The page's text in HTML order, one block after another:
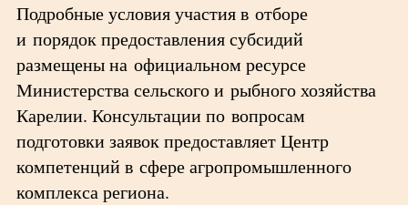
Подробные условия участия в отборе
и порядок предоставления субсидий
размещены на официальном ресурсе
Министерства сельского и рыбного хозяйства
Карелии. Консультации по вопросам
подготовки заявок предоставляет Центр
компетенций в сфере агропромышленного
комплекса региона.